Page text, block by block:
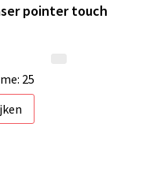
pointer touch
25